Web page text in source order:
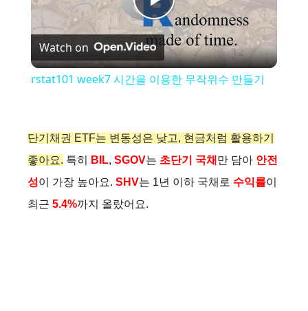
P
l
y
V
Watch on
rstat101 week7 시간을 이용한 무작위수 만들기
단기채권 ETF는 변동성은 낮고, 현금처럼 활용하기
좋아요. 특히 BIL, SGOV는 초단기 국채 만 담아 안전
성이 가장 높아요. SHV는 1년 이하 국채로 수익률이
최근 5.4%까지 올랐어요.